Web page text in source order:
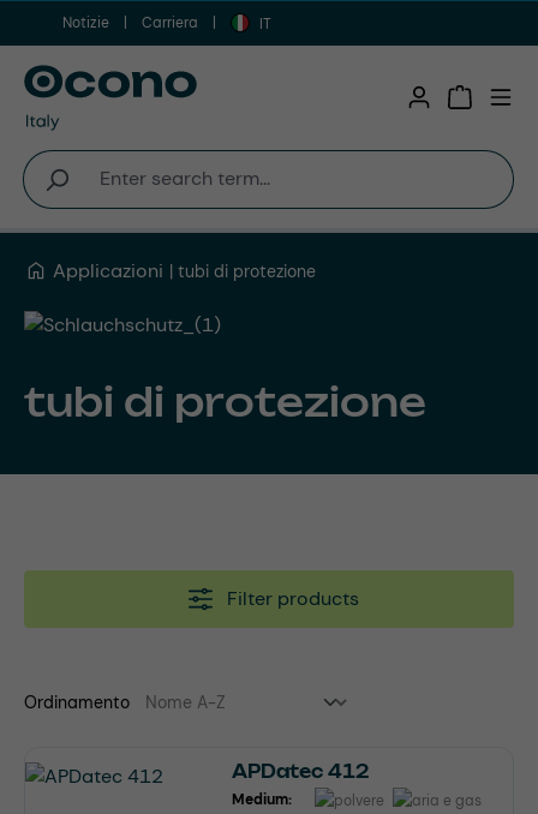
Vai al contenuto principale
Notizie Carriera IT
Applicazioni tubi di protezione
tubi di protezione
Filter products
Ordinamento
APDatec 412
Medium: